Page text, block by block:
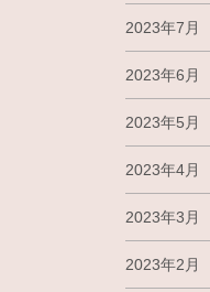
2023年7月
2023年6月
2023年5月
2023年4月
2023年3月
2023年2月